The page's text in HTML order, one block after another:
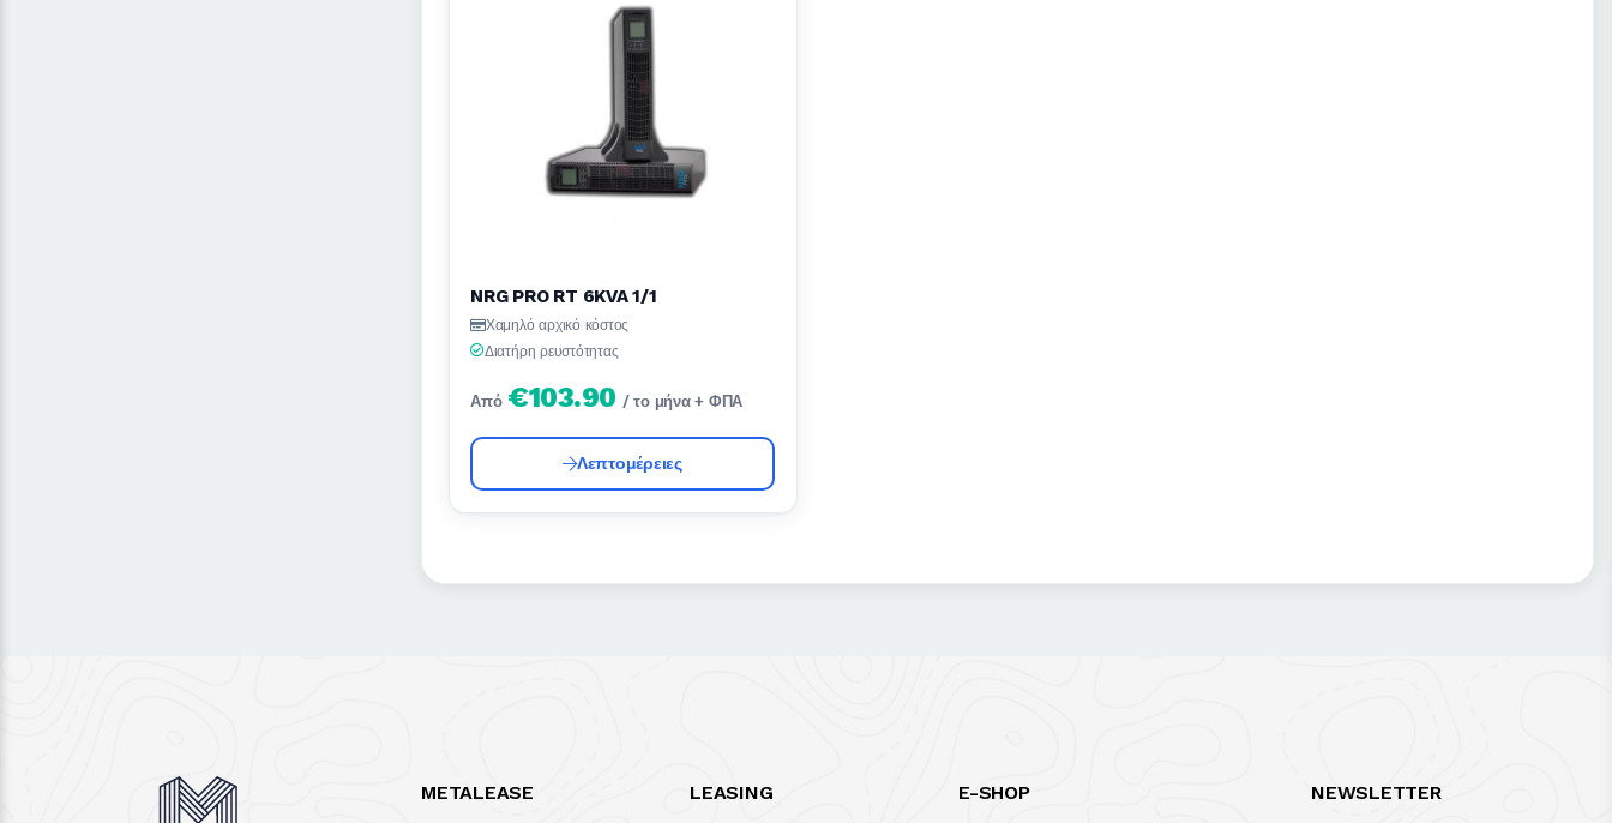
NRG PRO RT 6KVA 1/1
Χαμηλό αρχικό κόστος
Διατήρη ρευστότητας
Από €103.90 / το μήνα + ΦΠΑ
Λεπτομέρειες
METALEASE LEASING E-SHOP NEWSLETTER